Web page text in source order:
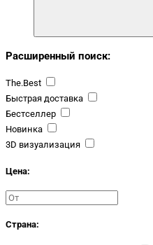
Расширенный поиск:
The.Best
Быстрая доставка
Бестселлер
Новинка
3D визуализация
Цена:
Страна: